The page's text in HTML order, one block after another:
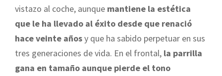
vistazo al coche, aunque mantiene la estética
que le ha llevado al éxito desde que renació
hace veinte añosy que ha sabido perpetuar en sus
tres generaciones de vida. En el frontal, la parrilla
gana en tamaño aunque pierde el tono